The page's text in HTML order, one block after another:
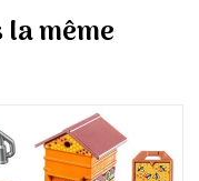
même